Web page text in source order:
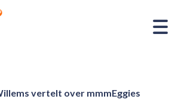
vertelt over mmmEggies